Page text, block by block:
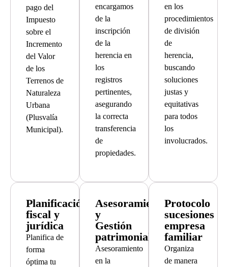
pago del
Impuesto
sobre el
Incremento
del Valor
de los
Terrenos de
Naturaleza
Urbana
(Plusvalía
Municipal).
encargamos
de la
inscripción
de la
herencia en
los
registros
pertinentes,
asegurando
la correcta
transferencia
de
propiedades.
en los
procedimientos
de división
de
herencia,
buscando
soluciones
justas y
equitativas
para todos
los
involucrados.
Planificación
fiscal y
jurídica
Planifica de
forma
óptima tu
Asesoramiento
y
Gestión
patrimonial
Asesoramiento
en la
Protocolo
sucesiones
empresa
familiar
Organiza
de manera